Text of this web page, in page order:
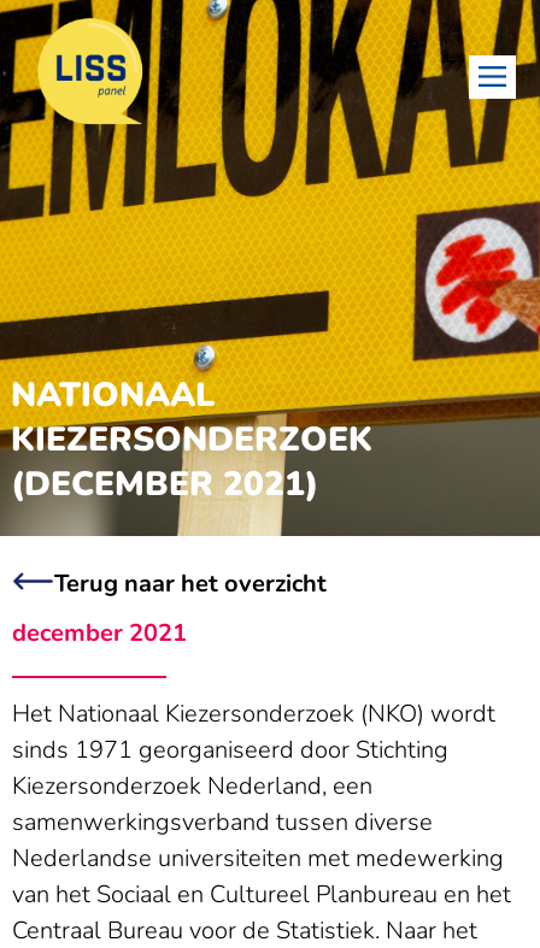
NATIONAAL
KIEZERSONDERZOEK
(DECEMBER 2021)
Terug naar het overzicht
december 2021
Het Nationaal Kiezersonderzoek (NKO) wordt
sinds 1971 georganiseerd door Stichting
Kiezersonderzoek Nederland, een
samenwerkingsverband tussen diverse
Nederlandse universiteiten met medewerking
van het Sociaal en Cultureel Planbureau en het
Centraal Bureau voor de Statistiek. Naar het